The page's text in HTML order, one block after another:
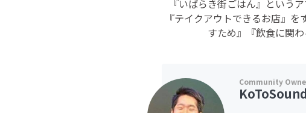
『いばらき街ごはん』という
『テイクアウトできるお店』
すため』『飲食に関